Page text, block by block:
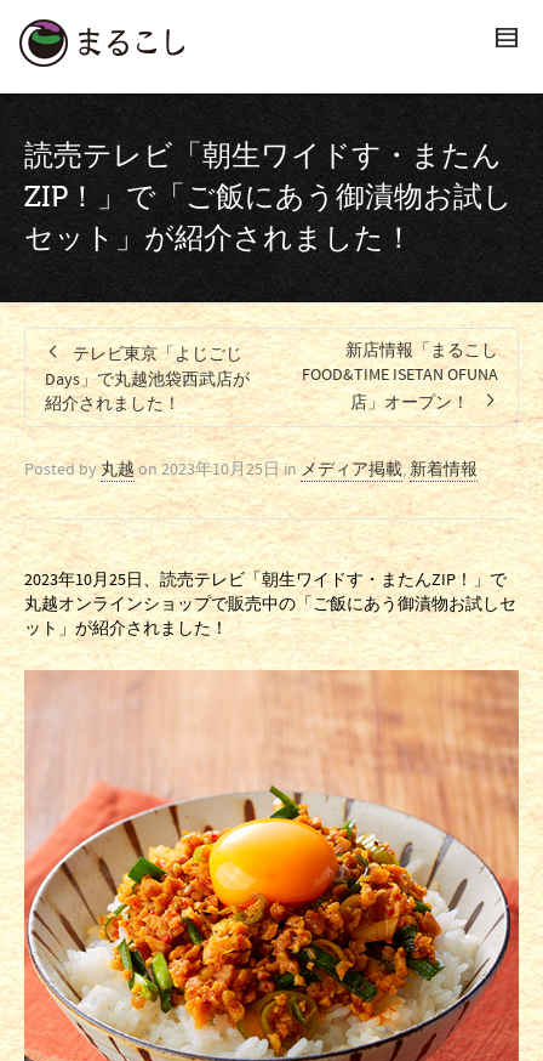
読売テレビ「朝生ワイドす・またん
ZIP！」で「ご飯にあう御漬物お試し
セット」が紹介されました！
テレビ東京「よじごじ
Days」で丸越池袋西武店が
紹介されました！
新店情報「まるこし
FOOD&TIME ISETAN OFUNA
店」オープン！
Posted by丸越on2023年10月25日inメディア掲載,新着情報
2023年10月25日、読売テレビ「朝生ワイドす・またんZIP！」で
丸越オンラインショップで販売中の「ご飯にあう御漬物お試しセ
ット」が紹介されました！